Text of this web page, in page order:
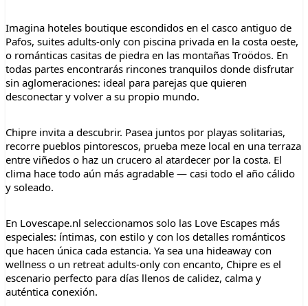
Imagina hoteles boutique escondidos en el casco antiguo de
Pafos, suites adults-only con piscina privada en la costa oeste,
o románticas casitas de piedra en las montañas Troödos. En
todas partes encontrarás rincones tranquilos donde disfrutar
sin aglomeraciones: ideal para parejas que quieren
desconectar y volver a su propio mundo.
Chipre invita a descubrir. Pasea juntos por playas solitarias,
recorre pueblos pintorescos, prueba meze local en una terraza
entre viñedos o haz un crucero al atardecer por la costa. El
clima hace todo aún más agradable — casi todo el año cálido
y soleado.
En Lovescape.nl seleccionamos solo las Love Escapes más
especiales: íntimas, con estilo y con los detalles románticos
que hacen única cada estancia. Ya sea una hideaway con
wellness o un retreat adults-only con encanto, Chipre es el
escenario perfecto para días llenos de calidez, calma y
auténtica conexión.